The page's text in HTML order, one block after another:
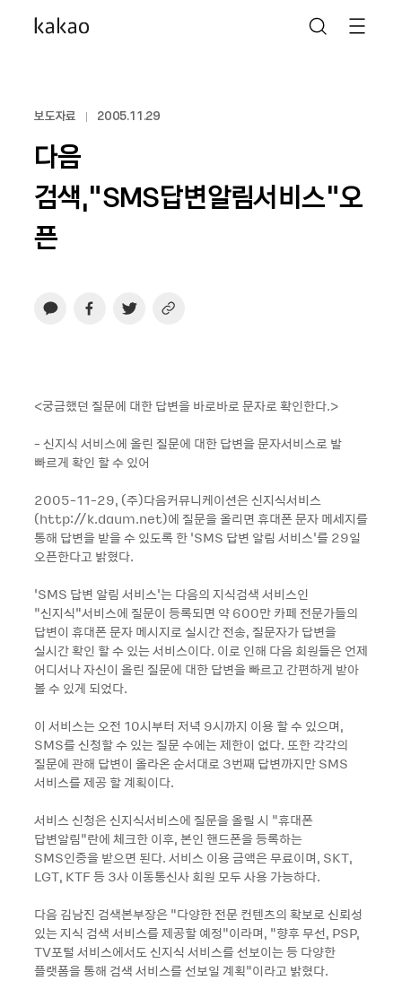
보도자료 2005.11.29
다음
검색,“SMS답변알림서비스“오
픈
<궁금했던 질문에 대한 답변을 바로바로 문자로 확인한다.>
- 신지식 서비스에 올린 질문에 대한 답변을 문자서비스로 발
빠르게 확인 할 수 있어
2005-11-29, (주)다음커뮤니케이션은 신지식서비스
(http://k.daum.net)에 질문을 올리면 휴대폰 문자 메세지를
통해 답변을 받을 수 있도록 한 ‘SMS 답변 알림 서비스’를 29일
오픈한다고 밝혔다.
‘SMS 답변 알림 서비스’는 다음의 지식검색 서비스인
“신지식“서비스에 질문이 등록되면 약 600만 카페 전문가들의
답변이 휴대폰 문자 메시지로 실시간 전송, 질문자가 답변을
실시간 확인 할 수 있는 서비스이다. 이로 인해 다음 회원들은 언제
어디서나 자신이 올린 질문에 대한 답변을 빠르고 간편하게 받아
볼 수 있게 되었다.
이 서비스는 오전 10시부터 저녁 9시까지 이용 할 수 있으며,
SMS를 신청할 수 있는 질문 수에는 제한이 없다. 또한 각각의
질문에 관해 답변이 올라온 순서대로 3번째 답변까지만 SMS
서비스를 제공 할 계획이다.
서비스 신청은 신지식서비스에 질문을 올릴 시 “휴대폰
답변알림“란에 체크한 이후, 본인 핸드폰을 등록하는
SMS인증을 받으면 된다. 서비스 이용 금액은 무료이며, SKT,
LGT, KTF 등 3사 이동통신사 회원 모두 사용 가능하다.
다음 김남진 검색본부장은 “다양한 전문 컨텐츠의 확보로 신뢰성
있는 지식 검색 서비스를 제공할 예정”이라며, “향후 무선, PSP,
TV포털 서비스에서도 신지식 서비스를 선보이는 등 다양한
플랫폼을 통해 검색 서비스를 선보일 계획”이라고 밝혔다.